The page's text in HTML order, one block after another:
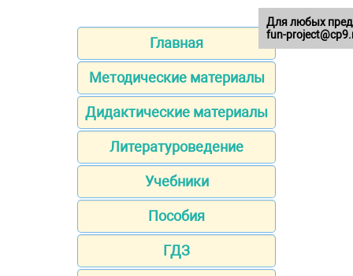
Главная
Методические материалы
Дидактические материалы
Литературоведение
Учебники
Пособия
ГДЗ
Для любых
fun-